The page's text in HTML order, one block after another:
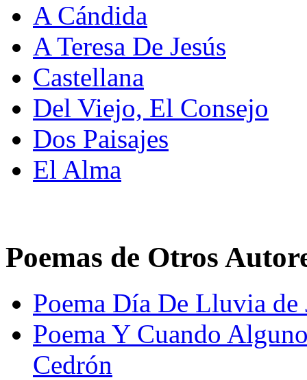
A Cándida
A Teresa De Jesús
Castellana
Del Viejo, El Consejo
Dos Paisajes
El Alma
Poemas de Otros
Poema Día De Lluvia
Poema Y Cuando
Cedrón